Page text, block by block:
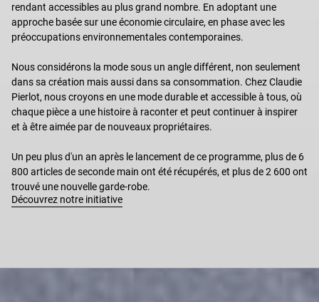
rendant accessibles au plus grand nombre. En adoptant une
approche basée sur une économie circulaire, en phase avec les
préoccupations environnementales contemporaines.
Nous considérons la mode sous un angle différent, non seulement
dans sa création mais aussi dans sa consommation. Chez Claudie
Pierlot, nous croyons en une mode durable et accessible à tous, où
chaque pièce a une histoire à raconter et peut continuer à inspirer
et à être aimée par de nouveaux propriétaires.
Un peu plus d'un an après le lancement de ce programme, plus de 6
800 articles de seconde main ont été récupérés, et plus de 2 600 ont
trouvé une nouvelle garde-robe.
Découvrez notre initiative